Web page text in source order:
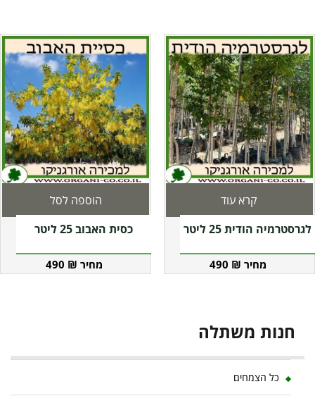
לגרסטרמיה הודית 25 ליטר
490 ₪
קרא עוד
כסית האבוב 25 ליטר
490 ₪
הוספה לסל
חנות משתלה
כל הצמחים